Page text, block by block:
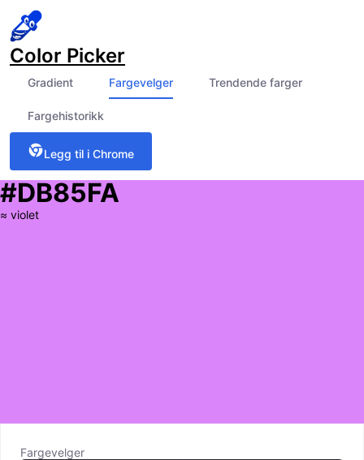
Color Picker
Gradient Fargevelger Trendende farger
Fargehistorikk
Legg til i Chrome
#DB85FA
≈ violet
Fargevelger